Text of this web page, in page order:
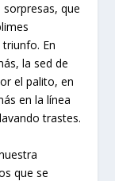
que
En
la sed de
el palito, en
en la línea
trastes.
que se